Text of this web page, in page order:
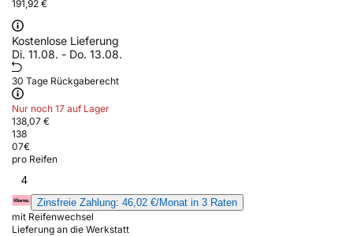
191,92 €
Kostenlose Lieferung
Di. 11.08. - Do. 13.08.
30 Tage Rückgaberecht
Nur noch 17 auf Lager
138,07 €
138
07€
pro Reifen
4
Zinsfreie Zahlung: 46,02 €/Monat in 3 Raten
mit Reifenwechsel
Lieferung an die Werkstatt